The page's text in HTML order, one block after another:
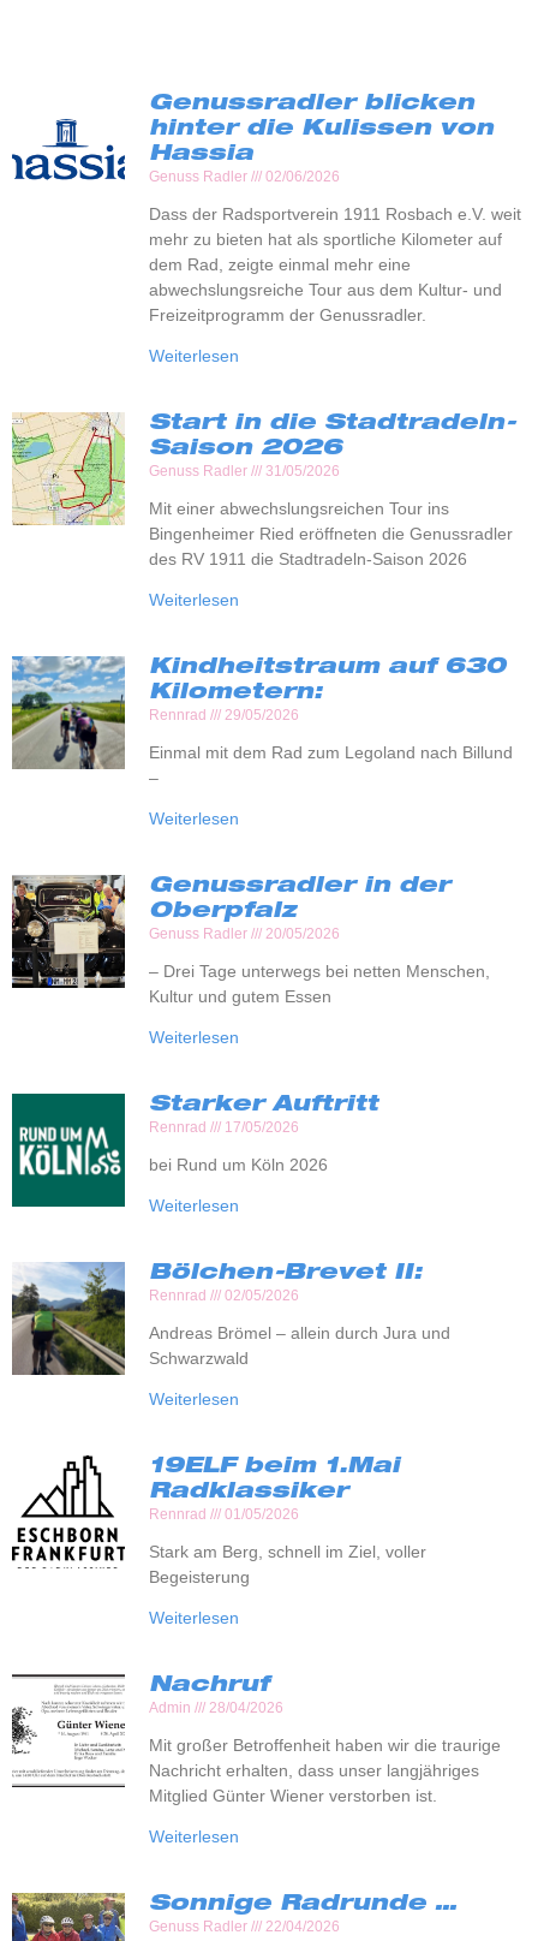
Genussradler blicken
hinter die Kulissen von
Hassia
Genuss Radler 02/06/2026
Dass der Radsportverein 1911 Rosbach e.V. weit
mehr zu bieten hat als sportliche Kilometer auf
dem Rad, zeigte einmal mehr eine
abwechslungsreiche Tour aus dem Kultur- und
Freizeitprogramm der Genussradler.
Weiterlesen
Start in die Stadtradeln-
Saison 2026
Genuss Radler 31/05/2026
Mit einer abwechslungsreichen Tour ins
Bingenheimer Ried eröffneten die Genussradler
des RV 1911 die Stadtradeln-Saison 2026
Weiterlesen
Kindheitstraum auf 630
Kilometern:
Rennrad 29/05/2026
Einmal mit dem Rad zum Legoland nach Billund
–
Weiterlesen
Genussradler in der
Oberpfalz
Genuss Radler 20/05/2026
– Drei Tage unterwegs bei netten Menschen,
Kultur und gutem Essen
Weiterlesen
Starker Auftritt
Rennrad 17/05/2026
bei Rund um Köln 2026
Weiterlesen
Bölchen-Brevet II:
Rennrad 02/05/2026
Andreas Brömel – allein durch Jura und
Schwarzwald
Weiterlesen
19ELF beim 1.Mai
Radklassiker
Rennrad 01/05/2026
Stark am Berg, schnell im Ziel, voller
Begeisterung
Weiterlesen
Nachruf
Admin 28/04/2026
Mit großer Betroffenheit haben wir die traurige
Nachricht erhalten, dass unser langjähriges
Mitglied Günter Wiener verstorben ist.
Weiterlesen
Sonnige Radrunde …
Genuss Radler 22/04/2026